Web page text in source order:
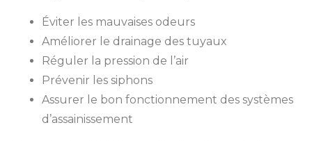
Éviter les mauvaises odeurs
Améliorer le drainage des tuyaux
Réguler la pression de l’air
Prévenir les siphons
Assurer le bon fonctionnement des systèmes
d’assainissement